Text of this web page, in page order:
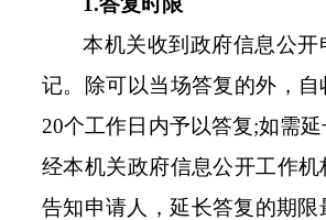
本机关收到政府信息公开
记。除可以当场答复的外，自
20个工作日内予以答复;如需延
经本机关政府信息公开工作
告知申请人，延长答复的期限